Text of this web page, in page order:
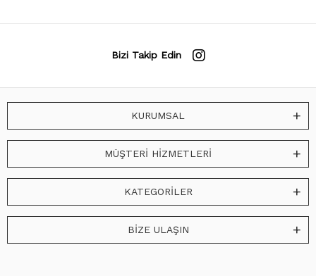
Bizi Takip Edin
KURUMSAL
MÜŞTERİ HİZMETLERİ
KATEGORİLER
BİZE ULAŞIN